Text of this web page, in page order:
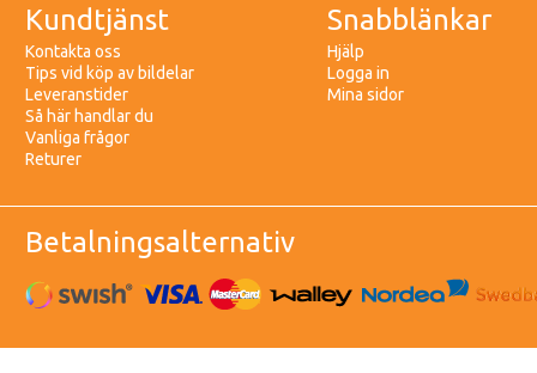
Kundtjänst
Kontakta oss
Tips vid köp av bildelar
Leveranstider
Så här handlar du
Vanliga frågor
Returer
Snabblänkar
Hjälp
Logga in
Mina sidor
Betalningsalternativ